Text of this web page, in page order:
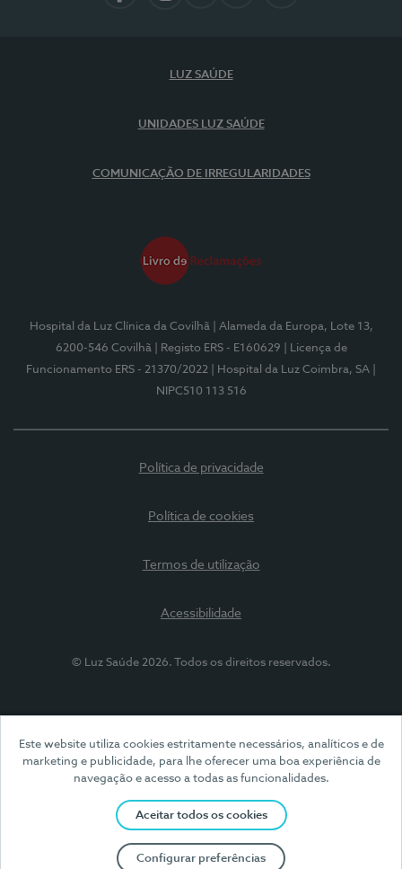
Este website utiliza cookies estritamente necessários, analíticos e de
marketing e publicidade, para lhe oferecer uma boa experiência de
navegação e acesso a todas as funcionalidades.
Aceitar todos os cookies
Configurar preferências
LUZ SAÚDE
UNIDADES LUZ SAÚDE
COMUNICAÇÃO DE IRREGULARIDADES
Hospital da Luz Clínica da Covilhã
| Alameda da Europa, Lote 13,
6200-546 Covilhã
| Registo ERS - E160629
| Licença de
Funcionamento ERS - 21370/2022
| Hospital da Luz Coimbra, SA
NIPC510 113 516
Política de privacidade
Política de cookies
Termos de utilização
Acessibilidade
© Luz Saúde 2026. Todos os direitos reservados.